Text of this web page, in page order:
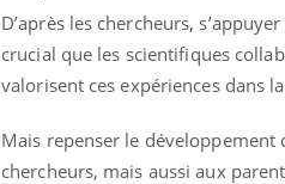
D’après les chercheurs,
crucial que les scientifiques
valorisent ces expériences dans
Mais repenser le développement
chercheurs, mais aussi aux